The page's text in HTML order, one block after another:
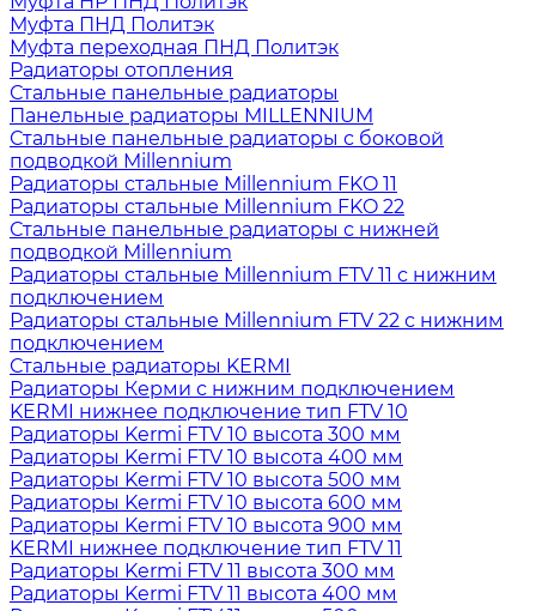
Муфта ПНД Политэк
Муфта переходная ПНД Политэк
Радиаторы отопления
Стальные панельные радиаторы
Панельные радиаторы MILLENNIUM
Стальные панельные радиаторы с боковой
подводкой Millennium
Радиаторы стальные Millennium FKO 11
Радиаторы стальные Millennium FKO 22
Стальные панельные радиаторы с нижней
подводкой Millennium
Радиаторы стальные Millennium FTV 11 с нижним
подключением
Радиаторы стальные Millennium FTV 22 с нижним
подключением
Стальные радиаторы KERMI
Радиаторы Керми с нижним подключением
KERMI нижнее подключение тип FTV 10
Радиаторы Kermi FTV 10 высота 300 мм
Радиаторы Kermi FTV 10 высота 400 мм
Радиаторы Kermi FTV 10 высота 500 мм
Радиаторы Kermi FTV 10 высота 600 мм
Радиаторы Kermi FTV 10 высота 900 мм
KERMI нижнее подключение тип FTV 11
Радиаторы Kermi FTV 11 высота 300 мм
Радиаторы Kermi FTV 11 высота 400 мм